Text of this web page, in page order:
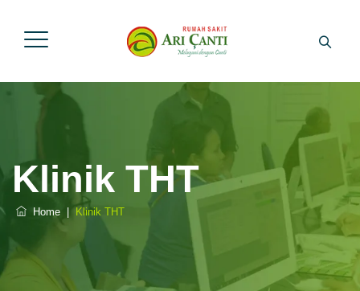
Klinik THT
Home Klinik THT